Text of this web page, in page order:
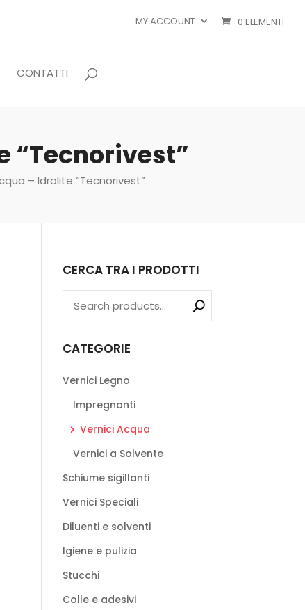
MY ACCOUNT 0 ELEMENTI
CONTATTI
“Tecnorivest”
– Idrolite “Tecnorivest”
CERCA TRA I PRODOTTI
CATEGORIE
Vernici Legno
Impregnanti
Vernici Acqua
Vernici a Solvente
Schiume sigillanti
Vernici Speciali
Diluenti e solventi
Igiene e pulizia
Stucchi
Colle e adesivi